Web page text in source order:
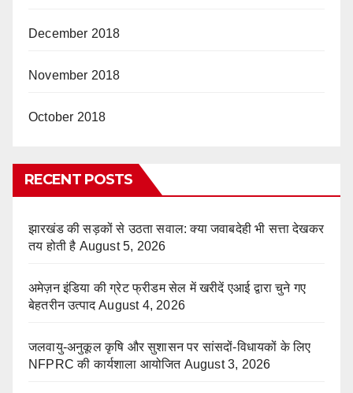
December 2018
November 2018
October 2018
RECENT POSTS
झारखंड की सड़कों से उठता सवाल: क्या जवाबदेही भी सत्ता देखकर
तय होती है August 5, 2026
अमेज़न इंडिया की ग्रेट फ्रीडम सेल में खरीदें एआई द्वारा चुने गए
बेहतरीन उत्पाद August 4, 2026
जलवायु-अनुकूल कृषि और सुशासन पर सांसदों-विधायकों के लिए
NFPRC की कार्यशाला आयोजित August 3, 2026